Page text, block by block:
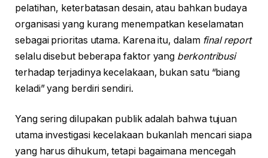
pelatihan, keterbatasan desain, atau bahkan budaya
organisasi yang kurang menempatkan keselamatan
sebagai prioritas utama. Karena itu, dalam final report
selalu disebut beberapa faktor yang berkontribusi
terhadap terjadinya kecelakaan, bukan satu “biang
keladi” yang berdiri sendiri.
Yang sering dilupakan publik adalah bahwa tujuan
utama investigasi kecelakaan bukanlah mencari siapa
yang harus dihukum, tetapi bagaimana mencegah